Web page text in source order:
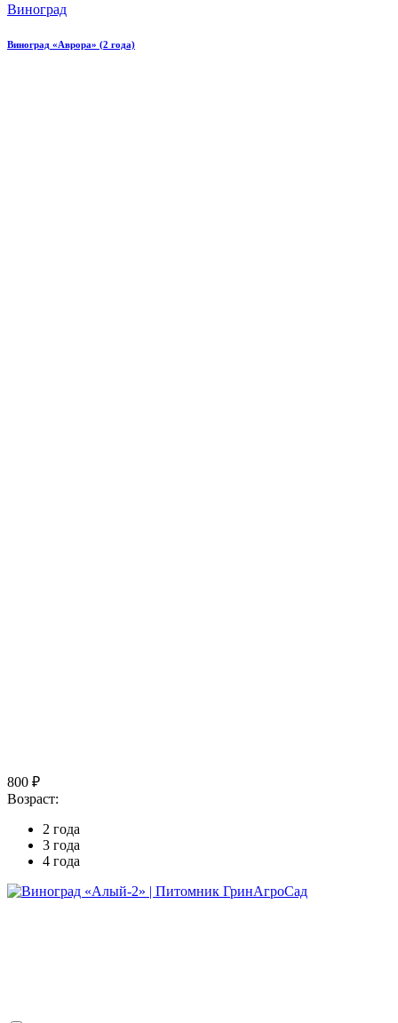
Виноград
Виноград «Аврора» (2 года)
800 ₽
Возраст:
2 года
3 года
4 года